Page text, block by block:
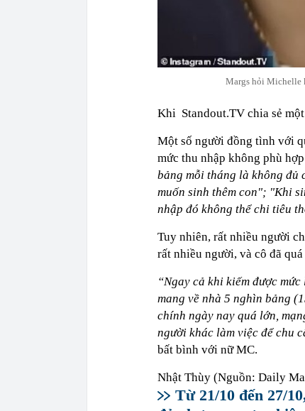
Margs hỏi Michelle
Khi Standout.TV chia sẻ
Một số người đồng tình với
mức thu nhập không phù
bảng mỗi tháng là không đủ
muốn sinh thêm con"; "Khi
nhập đó không thể chi tiêu
Tuy nhiên, rất nhiều người
rất nhiều người, và cô đã
“Ngay cả khi kiếm được
mang về nhà 5 nghìn bảng
chính ngày nay quá lớn,
người khác làm việc để chu
bất bình với nữ MC.
Nhật Thùy (Nguồn: Daily
Từ 21/10 đến 27/